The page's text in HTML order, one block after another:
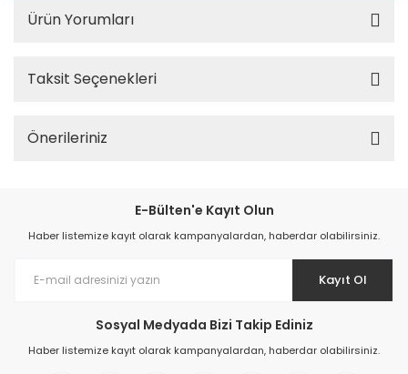
Ürün Yorumları
Taksit Seçenekleri
Önerileriniz
E-Bülten'e Kayıt Olun
Haber listemize kayıt olarak kampanyalardan, haberdar olabilirsiniz.
Kayıt Ol
Sosyal Medyada Bizi Takip Ediniz
Haber listemize kayıt olarak kampanyalardan, haberdar olabilirsiniz.